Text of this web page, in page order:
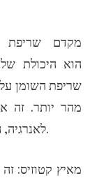
מקדם שריפת
שריפת השומן על
מהר יותר. זה
לאנרגיה, הגוף שלך יתחיל לנצל את מאגרי השומן.
מאיץ קטוזיס: